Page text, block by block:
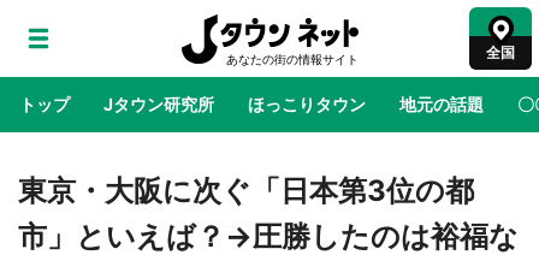
全国
トップ Jタウン研究所 ほっこりタウン 地元の話題 〇
地域×二次元 絶景 あの時はありがとう 物語がはじ
東京・大阪に次ぐ「日本第3位の都
市」といえば？→圧勝したのは裕福な